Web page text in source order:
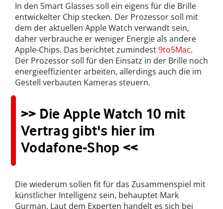
In den Smart Glasses soll ein eigens für die Brille
entwickelter Chip stecken. Der Prozessor soll mit
dem der aktuellen Apple Watch verwandt sein,
daher verbrauche er weniger Energie als andere
Apple-Chips. Das berichtet zumindest9to5Mac.
Der Prozessor soll für den Einsatz in der Brille noch
energieeffizienter arbeiten, allerdings auch die im
Gestell verbauten Kameras steuern.
>> Die Apple Watch 10 mit
Vertrag gibt's hier im
Vodafone-Shop <<
Die wiederum sollen fit für das Zusammenspiel mit
künstlicher Intelligenz sein, behauptet Mark
Gurman. Laut dem Experten handelt es sich bei